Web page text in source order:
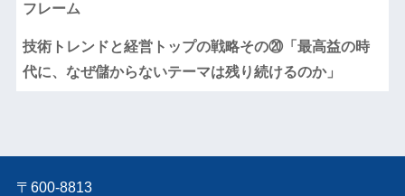
フレーム
技術トレンドと経営トップの戦略その⑳「最高益の時
代に、なぜ儲からないテーマは残り続けるのか」
〒600-8813